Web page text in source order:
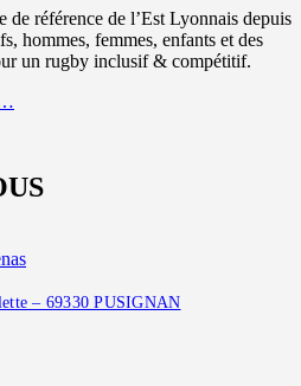
référence de l’Est Lyonnais depuis
hommes, femmes, enfants et des
un rugby inclusif & compétitif.
– 69330 PUSIGNAN